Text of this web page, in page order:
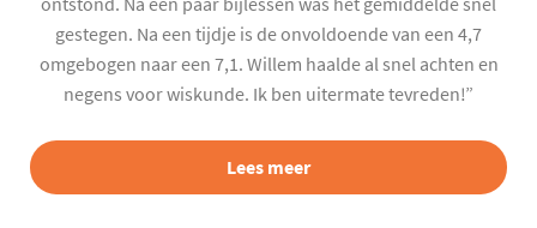
gestegen. Na een tijdje is de onvoldoende van een 4,7
omgebogen naar een 7,1. Willem haalde al snel achten en
negens voor wiskunde. Ik ben uitermate tevreden!”
Lees meer